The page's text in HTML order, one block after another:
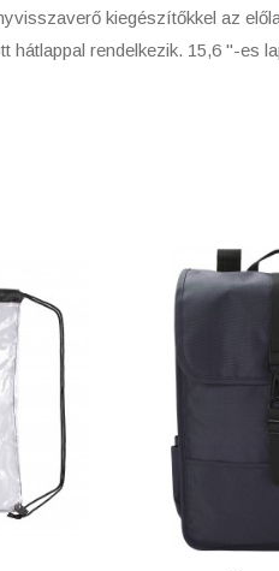
kiegészítőkkel az
rendelkezik. 15,6 "-es